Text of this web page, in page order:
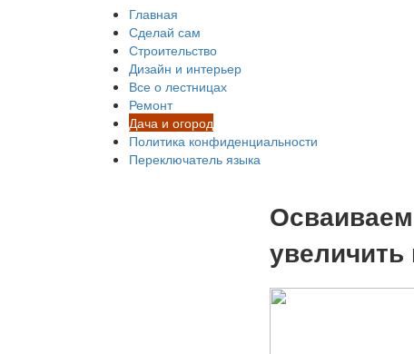
Главная
Сделай сам
Строительство
Дизайн и интерьер
Все о лестницах
Ремонт
Дача и огород
Политика конфиденциальности
Переключатель языка